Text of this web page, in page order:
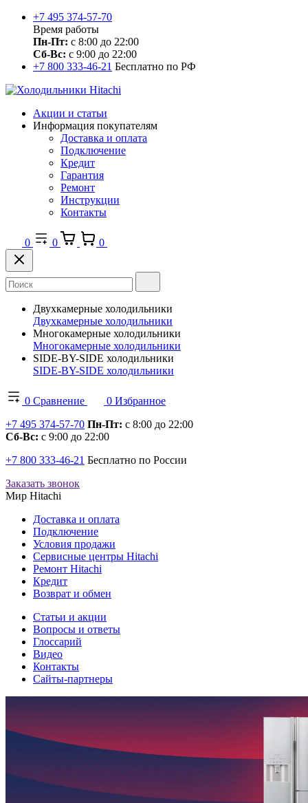
+7 495 374-57-70
Время работы
Пн-Пт: с 8:00 до 22:00
Сб-Вс: с 9:00 до 22:00
+7 800 333-46-21 Бесплатно по РФ
Акции и статьи
Информация покупателям
Доставка и оплата
Подключение
Кредит
Гарантия
Ремонт
Инструкции
Контакты
0 0 0
Двухкамерные холодильники
Двухкамерные холодильники
Многокамерные холодильники
Многокамерные холодильники
SIDE-BY-SIDE холодильники
SIDE-BY-SIDE холодильники
0 Сравнение 0 Избранное
+7 495 374-57-70 Пн-Пт: с 8:00 до 22:00
Сб-Вс: с 9:00 до 22:00
+7 800 333-46-21 Бесплатно по России
Заказать звонок
Мир Hitachi
Доставка и оплата
Подключение
Условия продажи
Сервисные центры Hitachi
Ремонт Hitachi
Кредит
Возврат и обмен
Cтатьи и акции
Вопросы и ответы
Глоссарий
Видео
Контакты
Сайты-партнеры